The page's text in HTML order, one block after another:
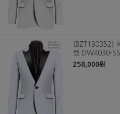
(BZT190352)
켓 DW4030-
258,000원